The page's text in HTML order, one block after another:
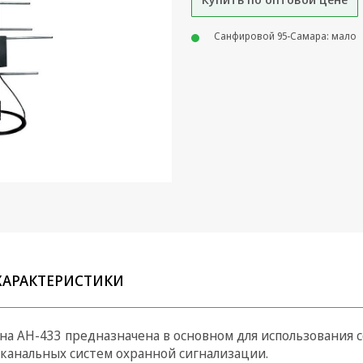
Санфировой 95-Самара: мало
АН-433 предназначена в основном для использования
систем охранной сигнализации.